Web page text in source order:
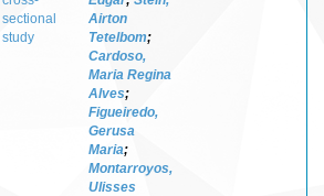
sectional
study
Airton
Tetelbom;
Cardoso,
Maria Regina
Alves;
Figueiredo,
Gerusa
Maria;
Montarroyos,
Ulisses